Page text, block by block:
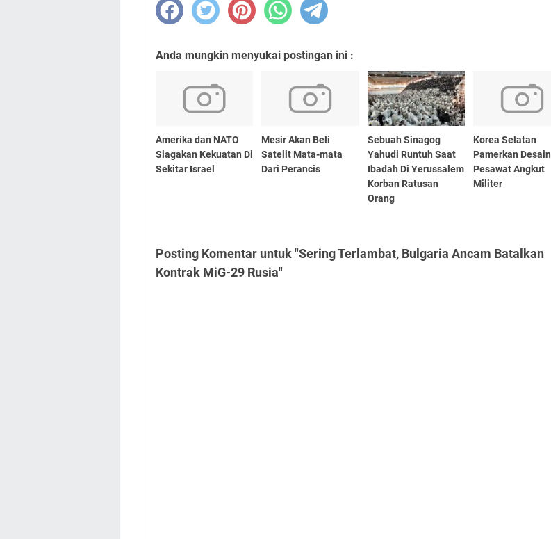
Anda mungkin menyukai postingan ini :
Amerika dan NATO
Siagakan Kekuatan Di
Sekitar Israel
Mesir Akan Beli
Satelit Mata-mata
Dari Perancis
Sebuah Sinagog
Yahudi Runtuh Saat
Ibadah Di Yerussalem
Korban Ratusan
Orang
Korea Selatan
Pamerkan Desain
Pesawat Angkut
Militer
Posting Komentar untuk "Sering Terlambat, Bulgaria Ancam Batalkan
Kontrak MiG-29 Rusia"